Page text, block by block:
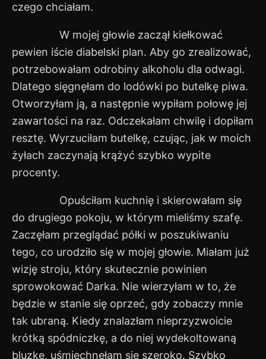
czego chciałam.
W mojej głowie zaczął kiełkować
pewien iście diabelski plan. Aby go zrealizować,
potrzebowałam odrobiny alkoholu dla odwagi.
Dlatego sięgnęłam do lodówki po butelkę piwa.
Otworzyłam ją, a następnie wypiłam połowę jej
zawartości na raz. Odczekałam chwilę i dopiłam
resztę. Wyrzuciłam butelkę, czując, jak w moich
żyłach zaczynają krążyć szybko wypite
procenty.
Opuściłam kuchnię i skierowałam się
do drugiego pokoju, w którym mieliśmy szafę.
Zaczęłam przeglądać półki w poszukiwaniu
tego, co urodziło się w mojej głowie. Miałam już
wizję stroju, który skutecznie powinien
sprowokować Darka. Nie wierzyłam w to, że
będzie w stanie się oprzeć, gdy zobaczy mnie
tak ubraną. Kiedy znalazłam nieprzyzwoicie
krótką spódniczkę, a do niej wydekoltowaną
bluzkę, uśmiechnęłam się szeroko. Szybko